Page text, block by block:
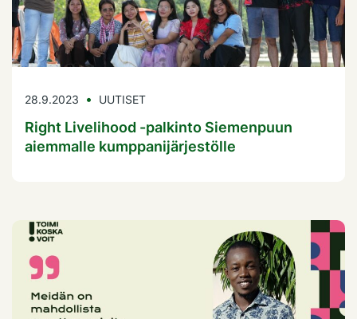
28.9.2023 UUTISET
Right Livelihood -palkinto Siemenpuun
aiemmalle kumppanijärjestölle